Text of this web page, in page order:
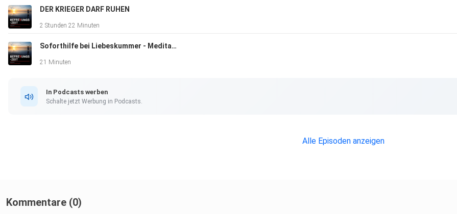
DER KRIEGER DARF RUHEN
2 Stunden 22 Minuten
Soforthilfe bei Liebeskummer - Meditation
21 Minuten
In Podcasts werben
Schalte jetzt Werbung in Podcasts.
Alle Episoden anzeigen
Kommentare (0)